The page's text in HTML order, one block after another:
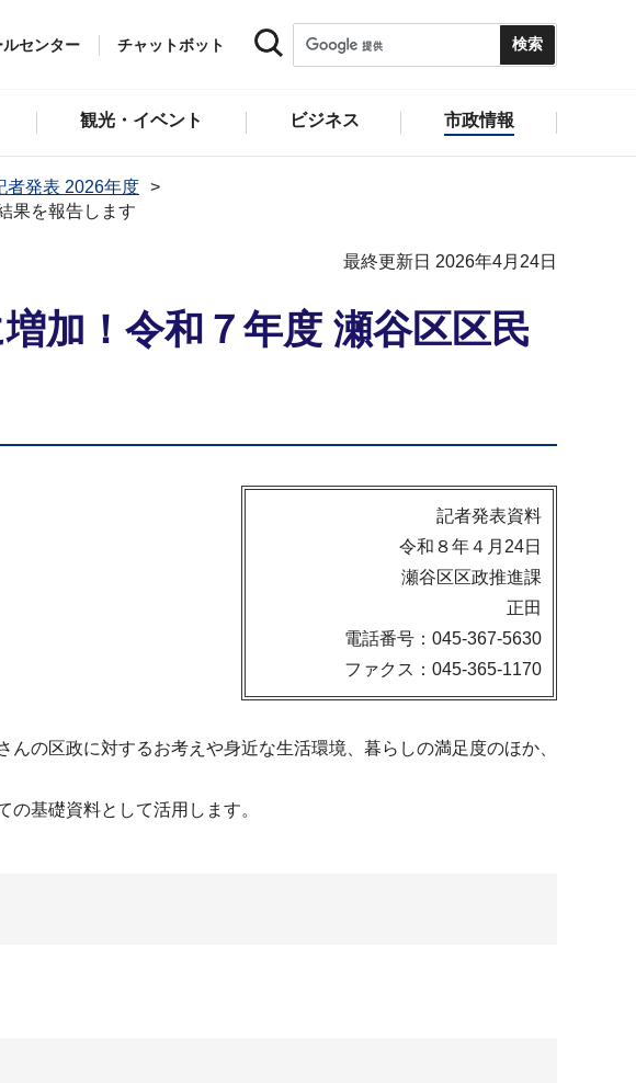
ルセンター チャットボット
観光・イベント ビジネス 市政情報
者発表 2026年度
果を報告します
最終更新日 2026年4月24日
加！令和７年度 瀬谷区区民
記者発表資料
令和８年４月24日
瀬谷区区政推進課
正田
電話番号：045-367-5630
ファクス：045-365-1170
の区政に対するお考えや身近な生活環境、暮らしの満足度のほか、
基礎資料として活用します。